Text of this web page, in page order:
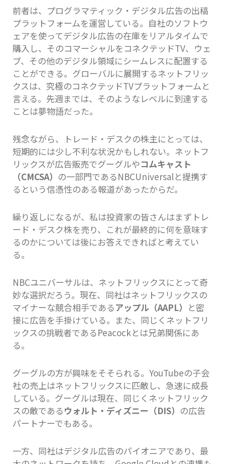
前者は、プログラマティック・デジタル広告の出稿
プラットフォームを運営している。自社のソフトウ
ェアを使ってデジタル広告の在庫をリアルタイムで
購入し、そのコマーシャルをコネクテッドTV、ウェ
ブ、その他のデジタル領域にシームレスに配置する
ことができる。グローバルに展開するネットフリッ
クスは、究極のコネクテッドTVプラットフォームと
言える。先週までは、そのようなレベルに到達する
ことは夢物語だった。
残念ながら、トレード・デスクの株主にとっては、
短期的には少し不利な状況かもしれない。ネットフ
リックスが広告販売でグーグルやコムキャスト
（CMCSA） の一部門であるNBCUniversalと提携す
るという信憑性のある報道があったからだ。
繰り返しになるが、私は投資家の皆さんはまずトレ
ード・デスク株を売り、これが最終的に何を意味す
るのかについては後にお答えできればと考えてい
る。
NBCユニバーサルは、ネットフリックスにとって奇
妙な選択だろう。現在、同社はネットフリックスの
マイナーな競合相手であるアップル（AAPL） と密
接に広告を手掛けている。また、同じくネットフリ
ックスの挑戦者であるPeacockとは兄弟関係にあ
る。
グーグルの方が興味をそそられる。YouTubeの子会
社の売上はネットフリックスに匹敵し、急速に成長
している。グーグルは現在、同じくネットフリック
スの敵であるウォルト・ディズニー（DIS） の広告
パートナーでもある。
一方、同社はデジタル広告のパイオニアであり、最